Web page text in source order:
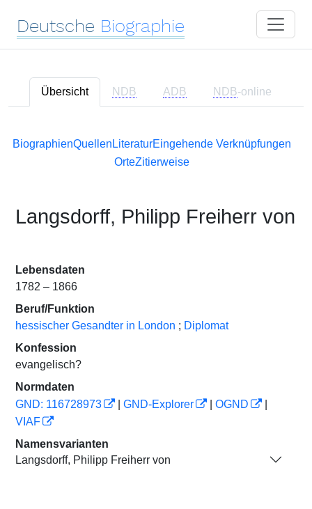
Deutsche Biographie
Übersicht NDB ADB NDB-online
BiographienQuellen LiteraturEingehende Verknüpfungen
OrteZitierweise
Langsdorff, Philipp Freiherr von
Lebensdaten
1782 – 1866
Beruf/Funktion
hessischer Gesandter in London ; Diplomat
Konfession
evangelisch?
Normdaten
GND: 116728973
GND-Explorer OGND
VIAF
Namensvarianten
Langsdorff, Philipp Freiherr von